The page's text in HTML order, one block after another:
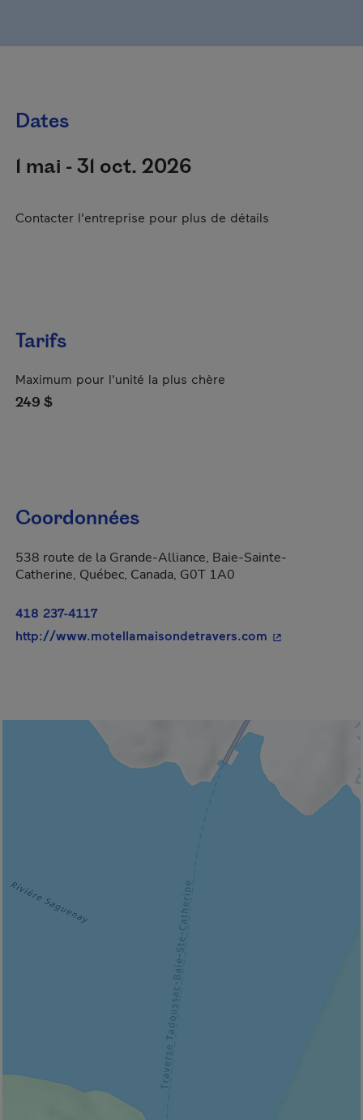
Dates
1 mai - 31 oct. 2026
Contacter l'entreprise pour plus de détails
Tarifs
Maximum pour l'unité la plus chère
249 $
Coordonnées
538 route de la Grande-Alliance, Baie-Sainte-
Catherine, Québec, Canada, G0T 1A0
418 237-4117
http://www.motellamaisondetravers.com - Cet